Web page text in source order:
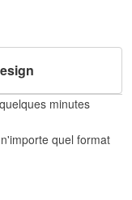
minutes
quel format